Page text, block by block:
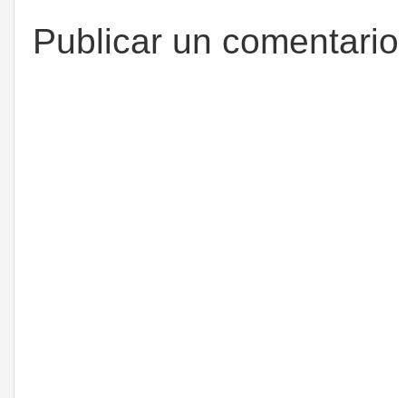
Publicar un comentario